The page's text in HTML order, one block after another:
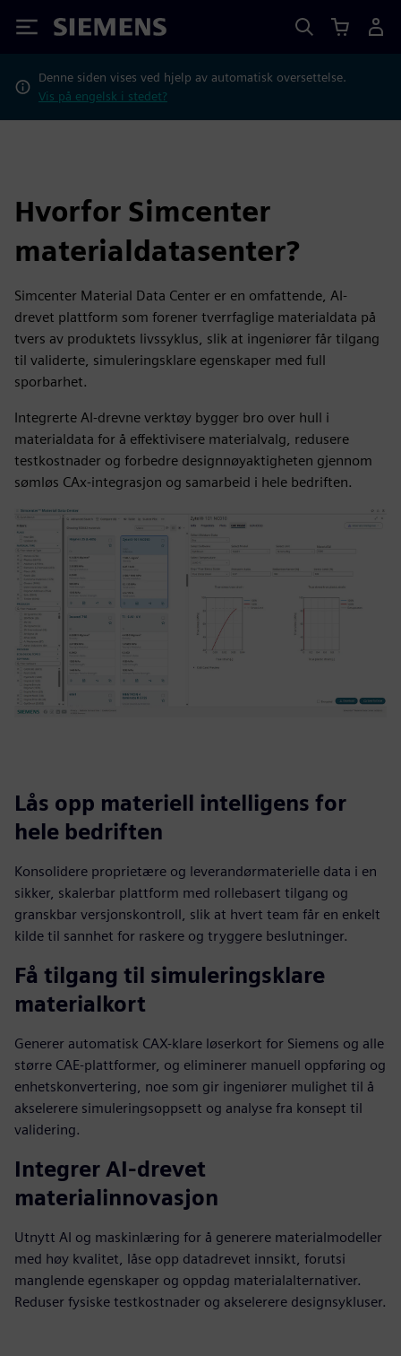
Siemens
Denne siden vises ved hjelp av automatisk oversettelse.
Vis på engelsk i stedet?
Hvorfor Simcenter
materialdatasenter?
Simcenter Material Data Center er en omfattende, AI-
drevet plattform som forener tverrfaglige materialdata på
tvers av produktets livssyklus, slik at ingeniører får tilgang
til validerte, simuleringsklare egenskaper med full
sporbarhet.
Integrerte AI-drevne verktøy bygger bro over hull i
materialdata for å effektivisere materialvalg, redusere
testkostnader og forbedre designnøyaktigheten gjennom
sømløs CAx-integrasjon og samarbeid i hele bedriften.
Lås opp materiell intelligens for
hele bedriften
Konsolidere proprietære og leverandørmaterielle data i en
sikker, skalerbar plattform med rollebasert tilgang og
granskbar versjonskontroll, slik at hvert team får en enkelt
kilde til sannhet for raskere og tryggere beslutninger.
Få tilgang til simuleringsklare
materialkort
Generer automatisk CAX-klare løserkort for Siemens og alle
større CAE-plattformer, og eliminerer manuell oppføring og
enhetskonvertering, noe som gir ingeniører mulighet til å
akselerere simuleringsoppsett og analyse fra konsept til
validering.
Integrer AI-drevet
materialinnovasjon
Utnytt AI og maskinlæring for å generere materialmodeller
med høy kvalitet, låse opp datadrevet innsikt, forutsi
manglende egenskaper og oppdag materialalternativer.
Reduser fysiske testkostnader og akselerere designsykluser.